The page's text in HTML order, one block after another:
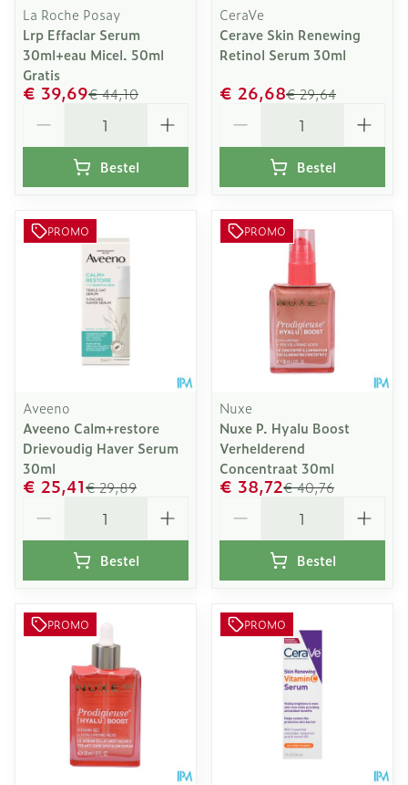
La Roche Posay
Lrp Effaclar Serum
30ml+eau Micel. 50ml
Gratis
€ 44,10
€ 39,69
Bestel
CeraVe
Cerave Skin Renewing
Retinol Serum 30ml
€ 29,64
€ 26,68
Bestel
PROMO
Aveeno
Aveeno Calm+restore
Drievoudig Haver Serum
30ml
€ 29,89
€ 25,41
Bestel
PROMO
Nuxe
Nuxe P. Hyalu Boost
Verhelderend
Concentraat 30ml
€ 40,76
€ 38,72
Bestel
PROMO PROMO